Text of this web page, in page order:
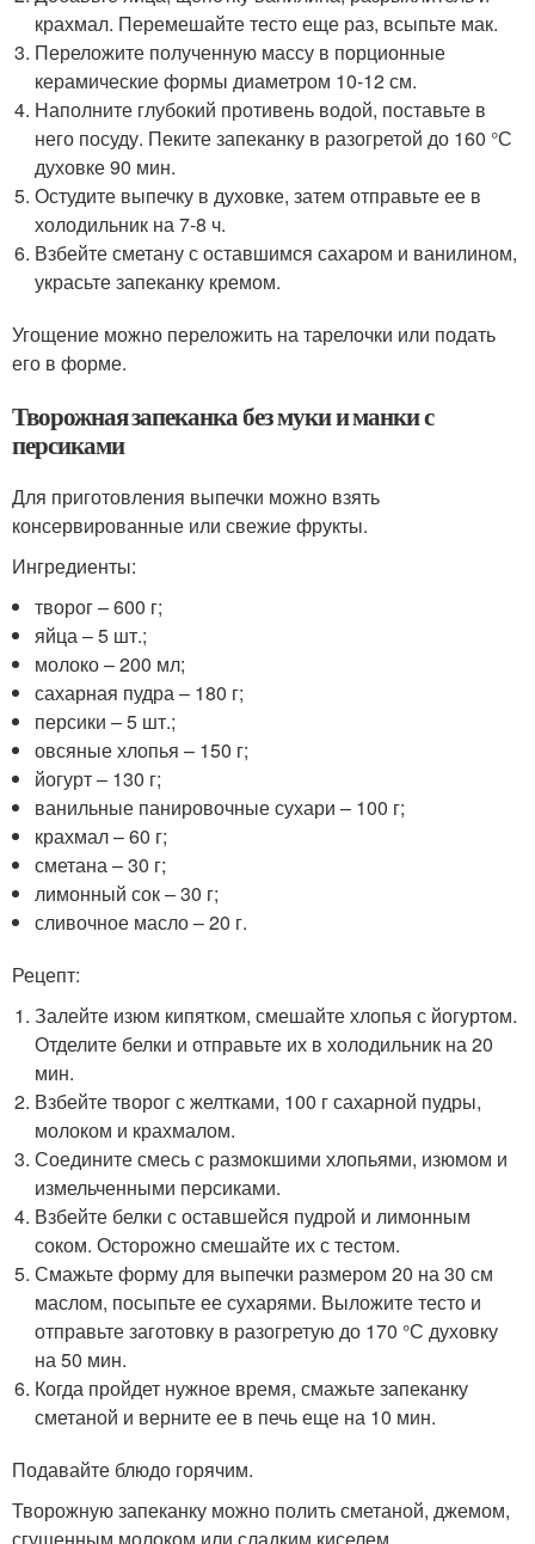
крахмал. Перемешайте тесто еще раз, всыпьте мак.
Переложите полученную массу в порционные
керамические формы диаметром 10-12 см.
Наполните глубокий противень водой, поставьте в
него посуду. Пеките запеканку в разогретой до 160 °С
духовке 90 мин.
Остудите выпечку в духовке, затем отправьте ее в
холодильник на 7-8 ч.
Взбейте сметану с оставшимся сахаром и ванилином,
украсьте запеканку кремом.
Угощение можно переложить на тарелочки или подать
его в форме.
Творожная запеканка без муки и манки с
персиками
Для приготовления выпечки можно взять
консервированные или свежие фрукты.
Ингредиенты:
творог – 600 г;
яйца – 5 шт.;
молоко – 200 мл;
сахарная пудра – 180 г;
персики – 5 шт.;
овсяные хлопья – 150 г;
йогурт – 130 г;
ванильные панировочные сухари – 100 г;
крахмал – 60 г;
сметана – 30 г;
лимонный сок – 30 г;
сливочное масло – 20 г.
Рецепт:
Залейте изюм кипятком, смешайте хлопья с йогуртом.
Отделите белки и отправьте их в холодильник на 20
мин.
Взбейте творог с желтками, 100 г сахарной пудры,
молоком и крахмалом.
Соедините смесь с размокшими хлопьями, изюмом и
измельченными персиками.
Взбейте белки с оставшейся пудрой и лимонным
соком. Осторожно смешайте их с тестом.
Смажьте форму для выпечки размером 20 на 30 см
маслом, посыпьте ее сухарями. Выложите тесто и
отправьте заготовку в разогретую до 170 °С духовку
на 50 мин.
Когда пройдет нужное время, смажьте запеканку
сметаной и верните ее в печь еще на 10 мин.
Подавайте блюдо горячим.
Творожную запеканку можно полить сметаной, джемом,
сгущенным молоком или сладким киселем.